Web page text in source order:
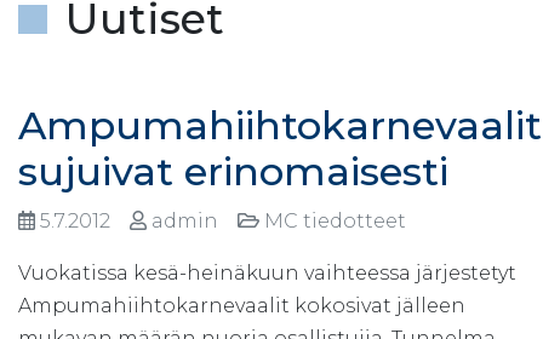
Uutiset
Ampumahiihtokarnevaalit
sujuivat erinomaisesti
5.7.2012 admin MC tiedotteet
Vuokatissa kesä-heinäkuun vaihteessa järjestetyt
Ampumahiihtokarnevaalit kokosivat jälleen